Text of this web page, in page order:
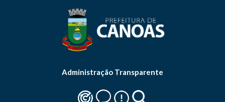
Administração Transparente